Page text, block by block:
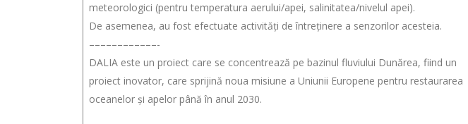
meteorologici (pentru temperatura aerului/apei, salinitatea/nivelul apei).
De asemenea, au fost efectuate activități de întreținere a senzorilor acesteia.
––––––––––––-
DALIA este un proiect care se concentrează pe bazinul fluviului Dunărea, fiind un
proiect inovator, care sprijină noua misiune a Uniunii Europene pentru restaurarea
oceanelor și apelor până în anul 2030.